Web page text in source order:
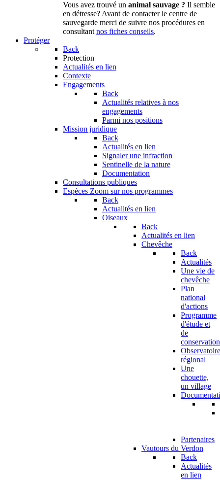
Vous avez trouvé un animal sauvage ? Il semble
en détresse? Avant de contacter le centre de
sauvegarde merci de suivre nos procédures en
consultantnos fiches conseils.
Protéger
Back
Protection
Actualités en lien
Contexte
Engagements
Back
Actualités relatives à nos
engagements
Parmi nos positions
Mission juridique
Back
Actualités en lien
Signaler une infraction
Sentinelle de la nature
Documentation
Consultations publiques
Espèces Zoom sur nos programmes
Back
Actualités en lien
Oiseaux
Back
Actualités en lien
Chevêche
Back
Actualités
Une vie de
chevêche
Plan
national
d'actions
Programme
d'étude et
de
conservation
Observatoire
régional
Une
chouette,
un village
Partenaires
Vautours du Verdon
Back
Actualités
en lien